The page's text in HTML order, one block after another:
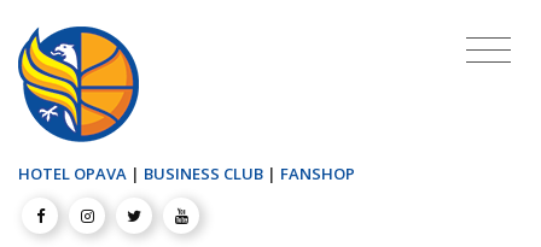
HOTEL OPAVA | BUSINESS CLUB | FANSHOP